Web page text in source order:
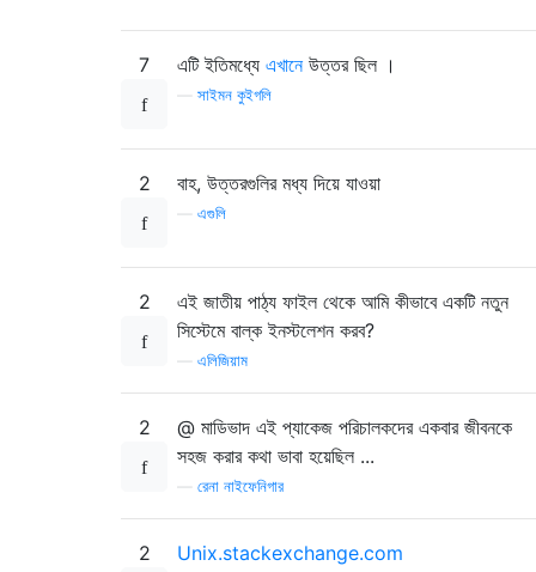
7 এটি ইতিমধ্যে এখানেউত্তর ছিল ।
সাইমন কুইগলি
2 বাহ, উত্তরগুলির মধ্য দিয়ে যাওয়া
এগুলি
2
এই জাতীয় পাঠ্য ফাইল থেকে আমি কীভাবে একটি নতুন
সিস্টেমে বাল্ক ইনস্টলেশন করব?
এলিজিয়াম
2
@ মাডিভাদ এই প্যাকেজ পরিচালকদের একবার জীবনকে
সহজ করার কথা ভাবা হয়েছিল ...
রেনা নাইফেনিগার
2 Unix.stackexchange.com